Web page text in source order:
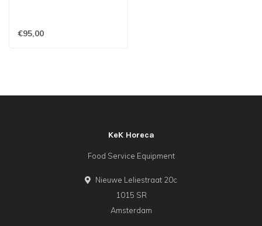
€95,00
KeK Horeca
Food Service Equipment
Nieuwe Leliestraat 20c
1015 SR
Amsterdam